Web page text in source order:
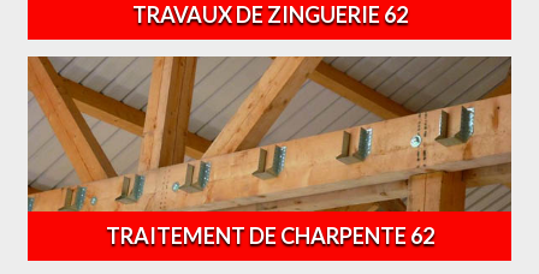
TRAVAUX DE ZINGUERIE 62
TRAITEMENT DE CHARPENTE 62